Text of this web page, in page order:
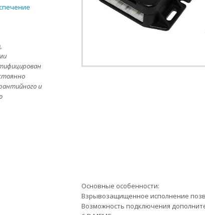
и
Основные особенности:
Взрывозащищенное исполнение
Возможность подключения